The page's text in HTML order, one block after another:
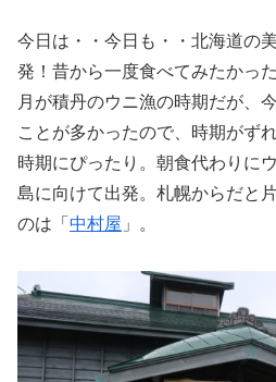
今日は・・今日も・・北海道の
発！昔から一度食べてみたかっ
月が積丹のウニ漁の時期だが、
ことが多かったので、時期がず
時期にぴったり。朝食代わりに
島に向けて出発。札幌からだと
のは「 中村屋 」。